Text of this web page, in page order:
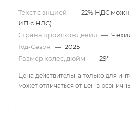
Текст с акцией — 22% НДС
ИП с НДС)
Страна происхождения —
Год-Сезон — 2025
Размер колес, дюйм — 29''
Цена действительна только для
может отличаться от цен в